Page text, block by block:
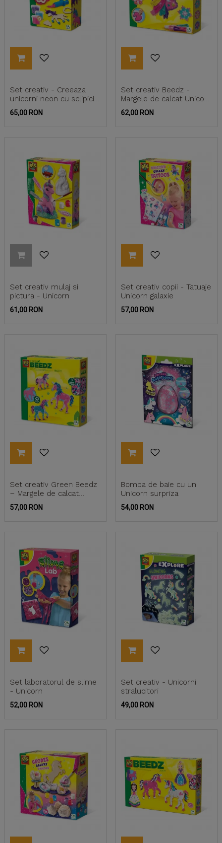
Set creativ - Creeaza
unicorni neon cu sclipici
din plastilina
Pret
65,00 RON
Set creativ Beedz -
Margele de calcat Unicorn
cu coama
Pret
62,00 RON
Set creativ mulaj si
pictura - Unicorn
Pret
61,00 RON
Set creativ copii - Tatuaje
Unicorn galaxie
Pret
57,00 RON
Set creativ Green Beedz
– Margele de calcat
Unicorn
Pret
57,00 RON
Bomba de baie cu un
Unicorn surpriza
Pret
54,00 RON
Set laboratorul de slime
- Unicorn
Pret
52,00 RON
Set creativ - Unicorni
stralucitori
Pret
49,00 RON